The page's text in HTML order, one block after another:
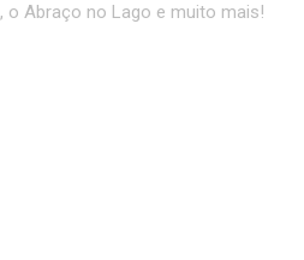
o Abraço no Lago e muito mais!